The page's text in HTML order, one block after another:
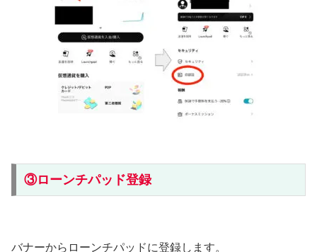
③ローンチパッド登録
バナーからローンチパッドに登録します。